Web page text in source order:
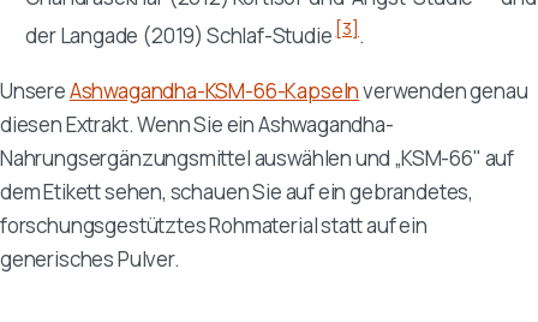
der Langade (2019) Schlaf-Studie[3].
UnsereAshwagandha-KSM-66-Kapselnverwenden genau
diesen Extrakt. Wenn Sie ein Ashwagandha-
Nahrungsergänzungsmittel auswählen und „KSM-66" auf
dem Etikett sehen, schauen Sie auf ein gebrandetes,
forschungsgestütztes Rohmaterial statt auf ein
generisches Pulver.